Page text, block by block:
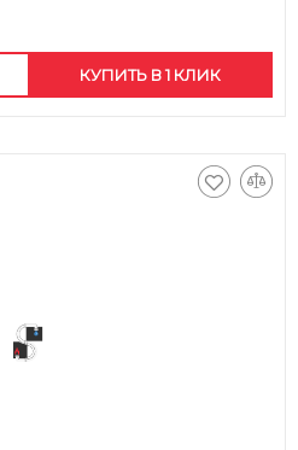
КУПИТЬ В 1 КЛИК